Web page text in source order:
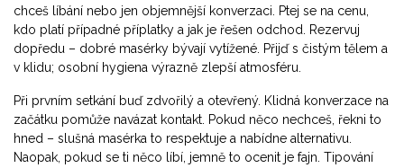
chceš líbání nebo jen objemnější konverzaci. Ptej se na cenu,
kdo platí případné příplatky a jak je řešen odchod. Rezervuj
dopředu – dobré masérky bývají vytížené. Přijď s čistým tělem a
v klidu; osobní hygiena výrazně zlepší atmosféru.
Při prvním setkání buď zdvořilý a otevřený. Klidná konverzace na
začátku pomůže navázat kontakt. Pokud něco nechceš, řekni to
hned – slušná masérka to respektuje a nabídne alternativu.
Naopak, pokud se ti něco líbí, jemně to ocenit je fajn. Tipování